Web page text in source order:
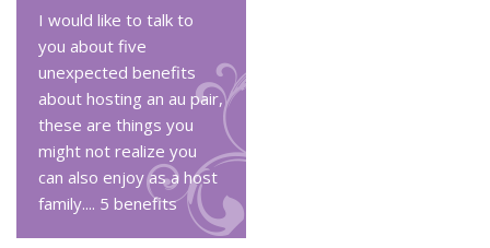
I would like to talk to
you about five
unexpected benefits
about hosting an au pair,
these are things you
might not realize you
can also enjoy as a host
family.... 5 benefits